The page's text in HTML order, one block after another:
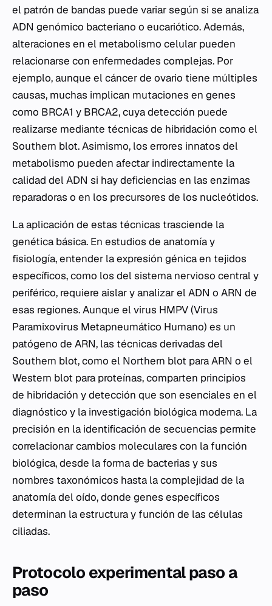
el patrón de bandas puede variar según si se analiza
ADN genómico bacteriano o eucariótico. Además,
alteraciones en el metabolismo celular pueden
relacionarse con enfermedades complejas. Por
ejemplo, aunque el cáncer de ovario tiene múltiples
causas, muchas implican mutaciones en genes
como BRCA1 y BRCA2, cuya detección puede
realizarse mediante técnicas de hibridación como el
Southern blot. Asimismo, los errores innatos del
metabolismo pueden afectar indirectamente la
calidad del ADN si hay deficiencias en las enzimas
reparadoras o en los precursores de los nucleótidos.
La aplicación de estas técnicas trasciende la
genética básica. En estudios de anatomía y
fisiología, entender la expresión génica en tejidos
específicos, como los del sistema nervioso central y
periférico, requiere aislar y analizar el ADN o ARN de
esas regiones. Aunque el virus HMPV (Virus
Paramixovirus Metapneumático Humano) es un
patógeno de ARN, las técnicas derivadas del
Southern blot, como el Northern blot para ARN o el
Western blot para proteínas, comparten principios
de hibridación y detección que son esenciales en el
diagnóstico y la investigación biológica moderna. La
precisión en la identificación de secuencias permite
correlacionar cambios moleculares con la función
biológica, desde la forma de bacterias y sus
nombres taxonómicos hasta la complejidad de la
anatomía del oído, donde genes específicos
determinan la estructura y función de las células
ciliadas.
Protocolo experimental paso a
paso